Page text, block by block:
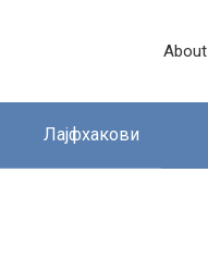
About
Лајфхакови